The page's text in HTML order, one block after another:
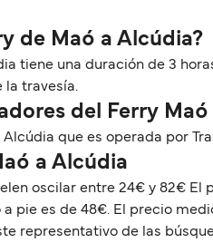
de Maó a Alcúdia?
tiene una duración de 3
la travesía.
del Ferry
que es operada por
a Alcúdia
oscilar entre 24€ y 82€ El
pie es de 48€. El precio
representativo de las